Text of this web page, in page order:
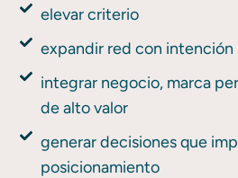
elevar criterio
expandir red con intención
integrar negocio, marca
de alto valor
generar decisiones que
posicionamiento